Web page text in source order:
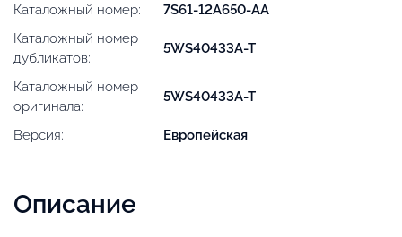
Каталожный номер:
7S61-12A650-AA
Каталожный номер
дубликатов:
5WS40433A-T
Каталожный номер
оригинала:
5WS40433A-T
Версия: Европейская
Описание